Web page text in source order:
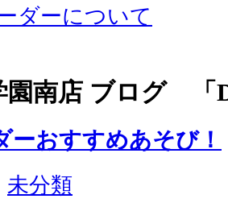
ダーについて
園南店 ブログ 「
ーおすすめあそび！
未分類